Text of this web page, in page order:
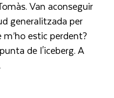
Van aconseguir
generalitzada per
estic perdent?
de l'iceberg. A